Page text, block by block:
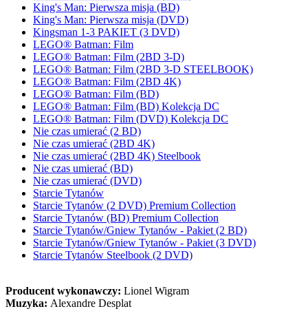
King's Man: Pierwsza misja (BD)
King's Man: Pierwsza misja (DVD)
Kingsman 1-3 PAKIET (3 DVD)
LEGO® Batman: Film
LEGO® Batman: Film (2BD 3-D)
LEGO® Batman: Film (2BD 3-D STEELBOOK)
LEGO® Batman: Film (2BD 4K)
LEGO® Batman: Film (BD)
LEGO® Batman: Film (BD) Kolekcja DC
LEGO® Batman: Film (DVD) Kolekcja DC
Nie czas umierać (2 BD)
Nie czas umierać (2BD 4K)
Nie czas umierać (2BD 4K) Steelbook
Nie czas umierać (BD)
Nie czas umierać (DVD)
Starcie Tytanów
Starcie Tytanów (2 DVD) Premium Collection
Starcie Tytanów (BD) Premium Collection
Starcie Tytanów/Gniew Tytanów - Pakiet (2 BD)
Starcie Tytanów/Gniew Tytanów - Pakiet (3 DVD)
Starcie Tytanów Steelbook (2 DVD)
Producent wykonawczy: Lionel Wigram
Muzyka: Alexandre Desplat